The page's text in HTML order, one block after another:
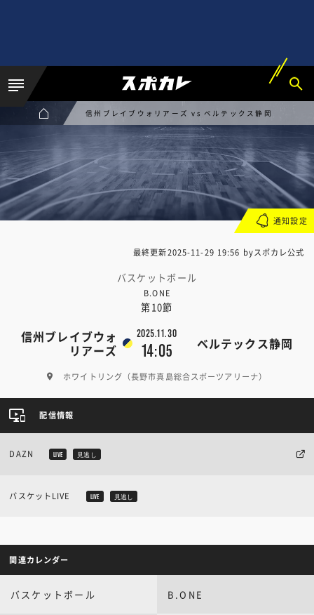
信州ブレイブウォリアーズ vs ベルテックス静岡
最終更新2025-11-29 19:56 byスポカレ公式
バスケットボール
B.ONE
第10節
信州ブレイブウォ
リアーズ
2025.11.30
14:05 ベルテックス静岡
ホワイトリング（長野市真島総合スポーツアリーナ）
通知設定
配信情報
DAZN LIVE 見逃し
バスケットLIVE LIVE 見逃し
関連カレンダー
バスケットボール B.ONE